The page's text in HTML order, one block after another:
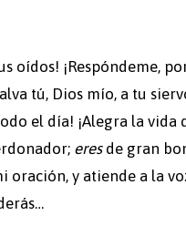
oídos! ¡Respóndeme,
tú, Dios mío, a tu
el día! ¡Alegra la vida
eresde gran
oración, y atiende a la